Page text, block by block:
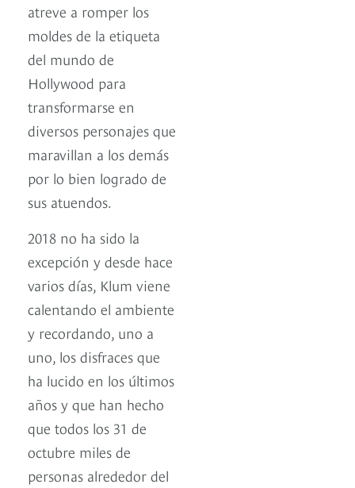
atreve a romper los
moldes de la etiqueta
del mundo de
Hollywood para
transformarse en
diversos personajes que
maravillan a los demás
por lo bien logrado de
sus atuendos.
2018 no ha sido la
excepción y desde hace
varios días, Klum viene
calentando el ambiente
y recordando, uno a
uno, los disfraces que
ha lucido en los últimos
años y que han hecho
que todos los 31 de
octubre miles de
personas alrededor del